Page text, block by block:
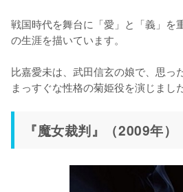
戦国時代を舞台に「愛」と「義」を
の生涯を描いています。
比嘉愛未は、武田信玄の娘で、思っ
まっすぐな性格の菊姫役を演じました
『魔女裁判』（2009年）